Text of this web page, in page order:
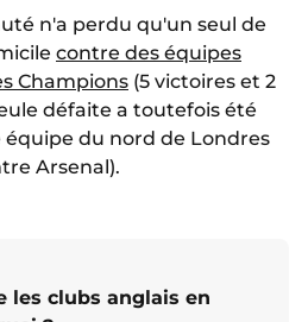
n'a perdu qu'un seul de
contre des équipes
Champions (5 victoires et 2
défaite a toutefois été
du nord de Londres
Arsenal).
les clubs anglais en